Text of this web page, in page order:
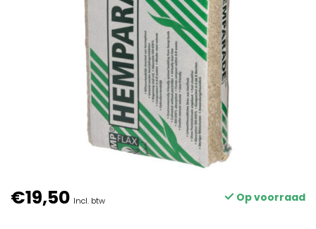
€19,50 Incl. btw Op voorraad